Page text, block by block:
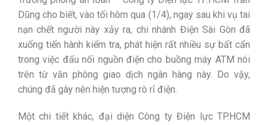
Dũng cho biết, vào tối hôm qua (1/4), ngay sau khi vụ tai
nạn chết người này xảy ra, chi nhánh Điện Sài Gòn đã
xuống tiến hành kiểm tra, phát hiện rất nhiều sự bất cẩn
trong việc đấu nối nguồn điện cho buồng máy ATM nói
trên từ văn phòng giao dịch ngân hàng này. Do vậy,
chúng đã gây nên hiện tượng rò rỉ điện.
Một chi tiết khác, đại diện Công ty Điện lực TP.HCM